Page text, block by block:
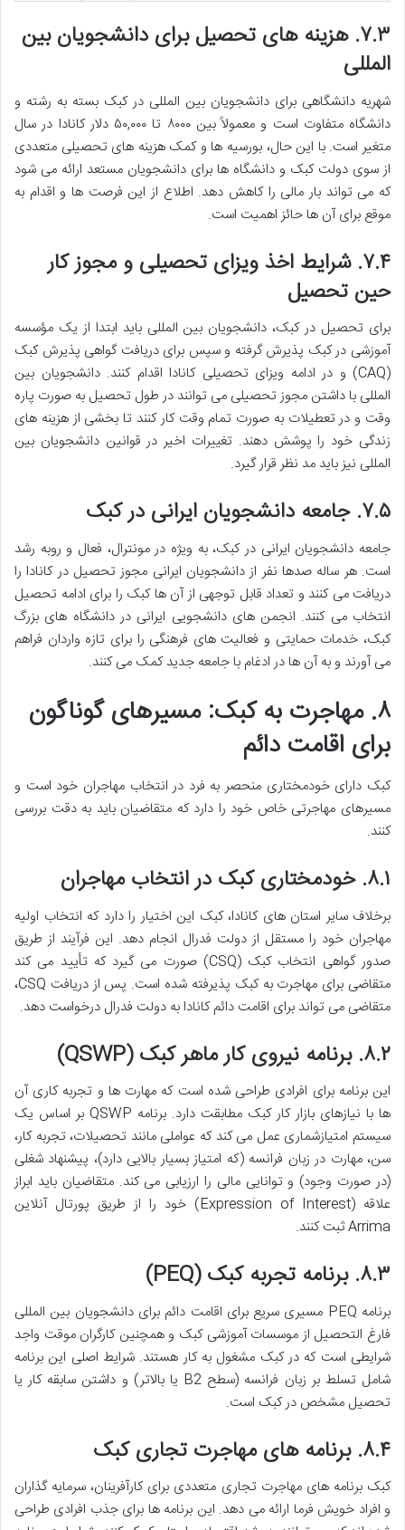
۷.۳. هزینه های تحصیل برای دانشجویان بین
المللی
شهریه دانشگاهی برای دانشجویان بین المللی در کبک بسته به رشته و
دانشگاه متفاوت است و معمولاً بین ۸۰۰۰ تا ۵۰,۰۰۰ دلار کانادا در سال
متغیر است. با این حال، بورسیه ها و کمک هزینه های تحصیلی متعددی
از سوی دولت کبک و دانشگاه ها برای دانشجویان مستعد ارائه می شود
که می تواند بار مالی را کاهش دهد. اطلاع از این فرصت ها و اقدام به
موقع برای آن ها حائز اهمیت است.
۷.۴. شرایط اخذ ویزای تحصیلی و مجوز کار
حین تحصیل
برای تحصیل در کبک، دانشجویان بین المللی باید ابتدا از یک مؤسسه
آموزشی در کبک پذیرش گرفته و سپس برای دریافت گواهی پذیرش کبک
(CAQ) و در ادامه ویزای تحصیلی کانادا اقدام کنند. دانشجویان بین
المللی با داشتن مجوز تحصیلی می توانند در طول تحصیل به صورت پاره
وقت و در تعطیلات به صورت تمام وقت کار کنند تا بخشی از هزینه های
زندگی خود را پوشش دهند. تغییرات اخیر در قوانین دانشجویان بین
المللی نیز باید مد نظر قرار گیرد.
۷.۵. جامعه دانشجویان ایرانی در کبک
جامعه دانشجویان ایرانی در کبک، به ویژه در مونترال، فعال و روبه رشد
است. هر ساله صدها نفر از دانشجویان ایرانی مجوز تحصیل در کانادا را
دریافت می کنند و تعداد قابل توجهی از آن ها کبک را برای ادامه تحصیل
انتخاب می کنند. انجمن های دانشجویی ایرانی در دانشگاه های بزرگ
کبک، خدمات حمایتی و فعالیت های فرهنگی را برای تازه واردان فراهم
می آورند و به آن ها در ادغام با جامعه جدید کمک می کنند.
۸. مهاجرت به کبک: مسیرهای گوناگون
برای اقامت دائم
کبک دارای خودمختاری منحصر به فرد در انتخاب مهاجران خود است و
مسیرهای مهاجرتی خاص خود را دارد که متقاضیان باید به دقت بررسی
کنند.
۸.۱. خودمختاری کبک در انتخاب مهاجران
برخلاف سایر استان های کانادا، کبک این اختیار را دارد که انتخاب اولیه
مهاجران خود را مستقل از دولت فدرال انجام دهد. این فرآیند از طریق
صدور گواهی انتخاب کبک (CSQ) صورت می گیرد که تأیید می کند
متقاضی برای مهاجرت به کبک پذیرفته شده است. پس از دریافت CSQ،
متقاضی می تواند برای اقامت دائم کانادا به دولت فدرال درخواست دهد.
۸.۲. برنامه نیروی کار ماهر کبک (QSWP)
این برنامه برای افرادی طراحی شده است که مهارت ها و تجربه کاری آن
ها با نیازهای بازار کار کبک مطابقت دارد. برنامه QSWP بر اساس یک
سیستم امتیازشماری عمل می کند که عواملی مانند تحصیلات، تجربه کار،
سن، مهارت در زبان فرانسه (که امتیاز بسیار بالایی دارد)، پیشنهاد شغلی
(در صورت وجود) و توانایی مالی را ارزیابی می کند. متقاضیان باید ابراز
علاقه (Expression of Interest) خود را از طریق پورتال آنلاین
Arrima ثبت کنند.
۸.۳. برنامه تجربه کبک (PEQ)
برنامه PEQ مسیری سریع برای اقامت دائم برای دانشجویان بین المللی
فارغ التحصیل از موسسات آموزشی کبک و همچنین کارگران موقت واجد
شرایطی است که در کبک مشغول به کار هستند. شرایط اصلی این برنامه
شامل تسلط بر زبان فرانسه (سطح B2 یا بالاتر) و داشتن سابقه کار یا
تحصیل مشخص در کبک است.
۸.۴. برنامه های مهاجرت تجاری کبک
کبک برنامه های مهاجرت تجاری متعددی برای کارآفرینان، سرمایه گذاران
و افراد خویش فرما ارائه می دهد. این برنامه ها برای جذب افرادی طراحی